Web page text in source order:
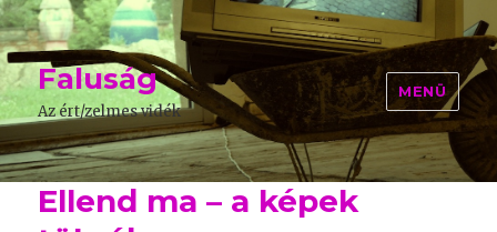
Faluság
Az ért/zelmes vidék
MENÜ
Ellend ma – a képek